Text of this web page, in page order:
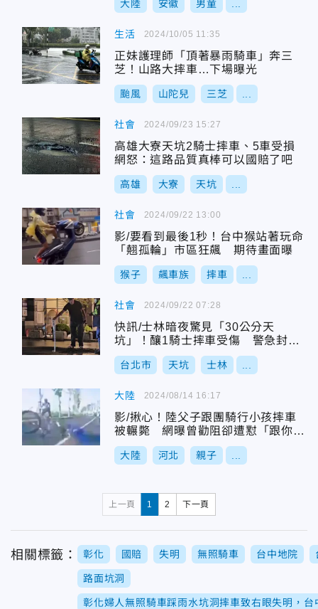
大陸 安徽 男童
生活
正妹護理師「頂著暴雨騎車」奔三
芝！山路大摔車…下場曝光
颱風 山陀兒 三芝
2024/10/05 11:35
社會
高雄大寮天坑2騎士摔車、5車受損
網怒：這路品質真棒可以國賠了吧
高雄 大寮 天坑
2024/09/23 15:27
社會
影/要看到最後1秒！台中猴站著玩命
「翹孤輪」市區狂飆 期待畫面曝
猴子 飆車族 摔車
2024/09/22 13:00
社會
快訊/士林暗夜驚見「30公分天
坑」！釀1騎士摔車受傷 警急封鎖
現場
台北市 天坑 士林
2024/09/22 07:28
大陸
影/揪心！陸父子跟團騎行小孩摔車
被輾斃 網曝曾勸阻卻遭懟「跟你有
關嗎」
大陸 河北 親子
2024/08/14 16:17
上一頁 1 2 下一頁
相關標籤： 彰化 國賠 失明 無照騎車 台中地院
路面坑洞
彰化婦人無照騎車踩雨水坑洞摔車致右眼失明，